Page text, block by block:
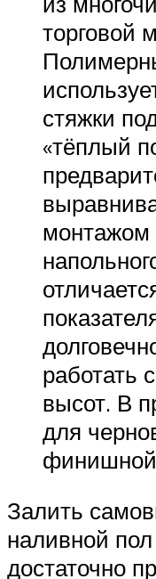
торговой
стяжки
«тёплый
монтажом
работать
высот. В
для
финишной
Залить
наливной
достаточно